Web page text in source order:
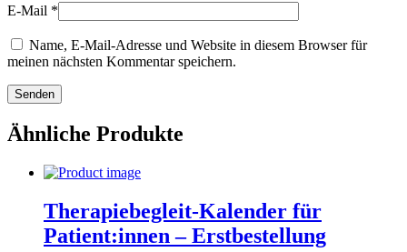
E-Mail *
Name, E-Mail-Adresse und Website in diesem Browser für
meinen nächsten Kommentar speichern.
Ähnliche Produkte
Therapiebegleit-Kalender für
Patient:innen – Erstbestellung